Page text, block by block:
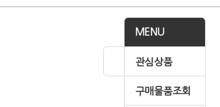
MENU
관심상품
구매물품조회